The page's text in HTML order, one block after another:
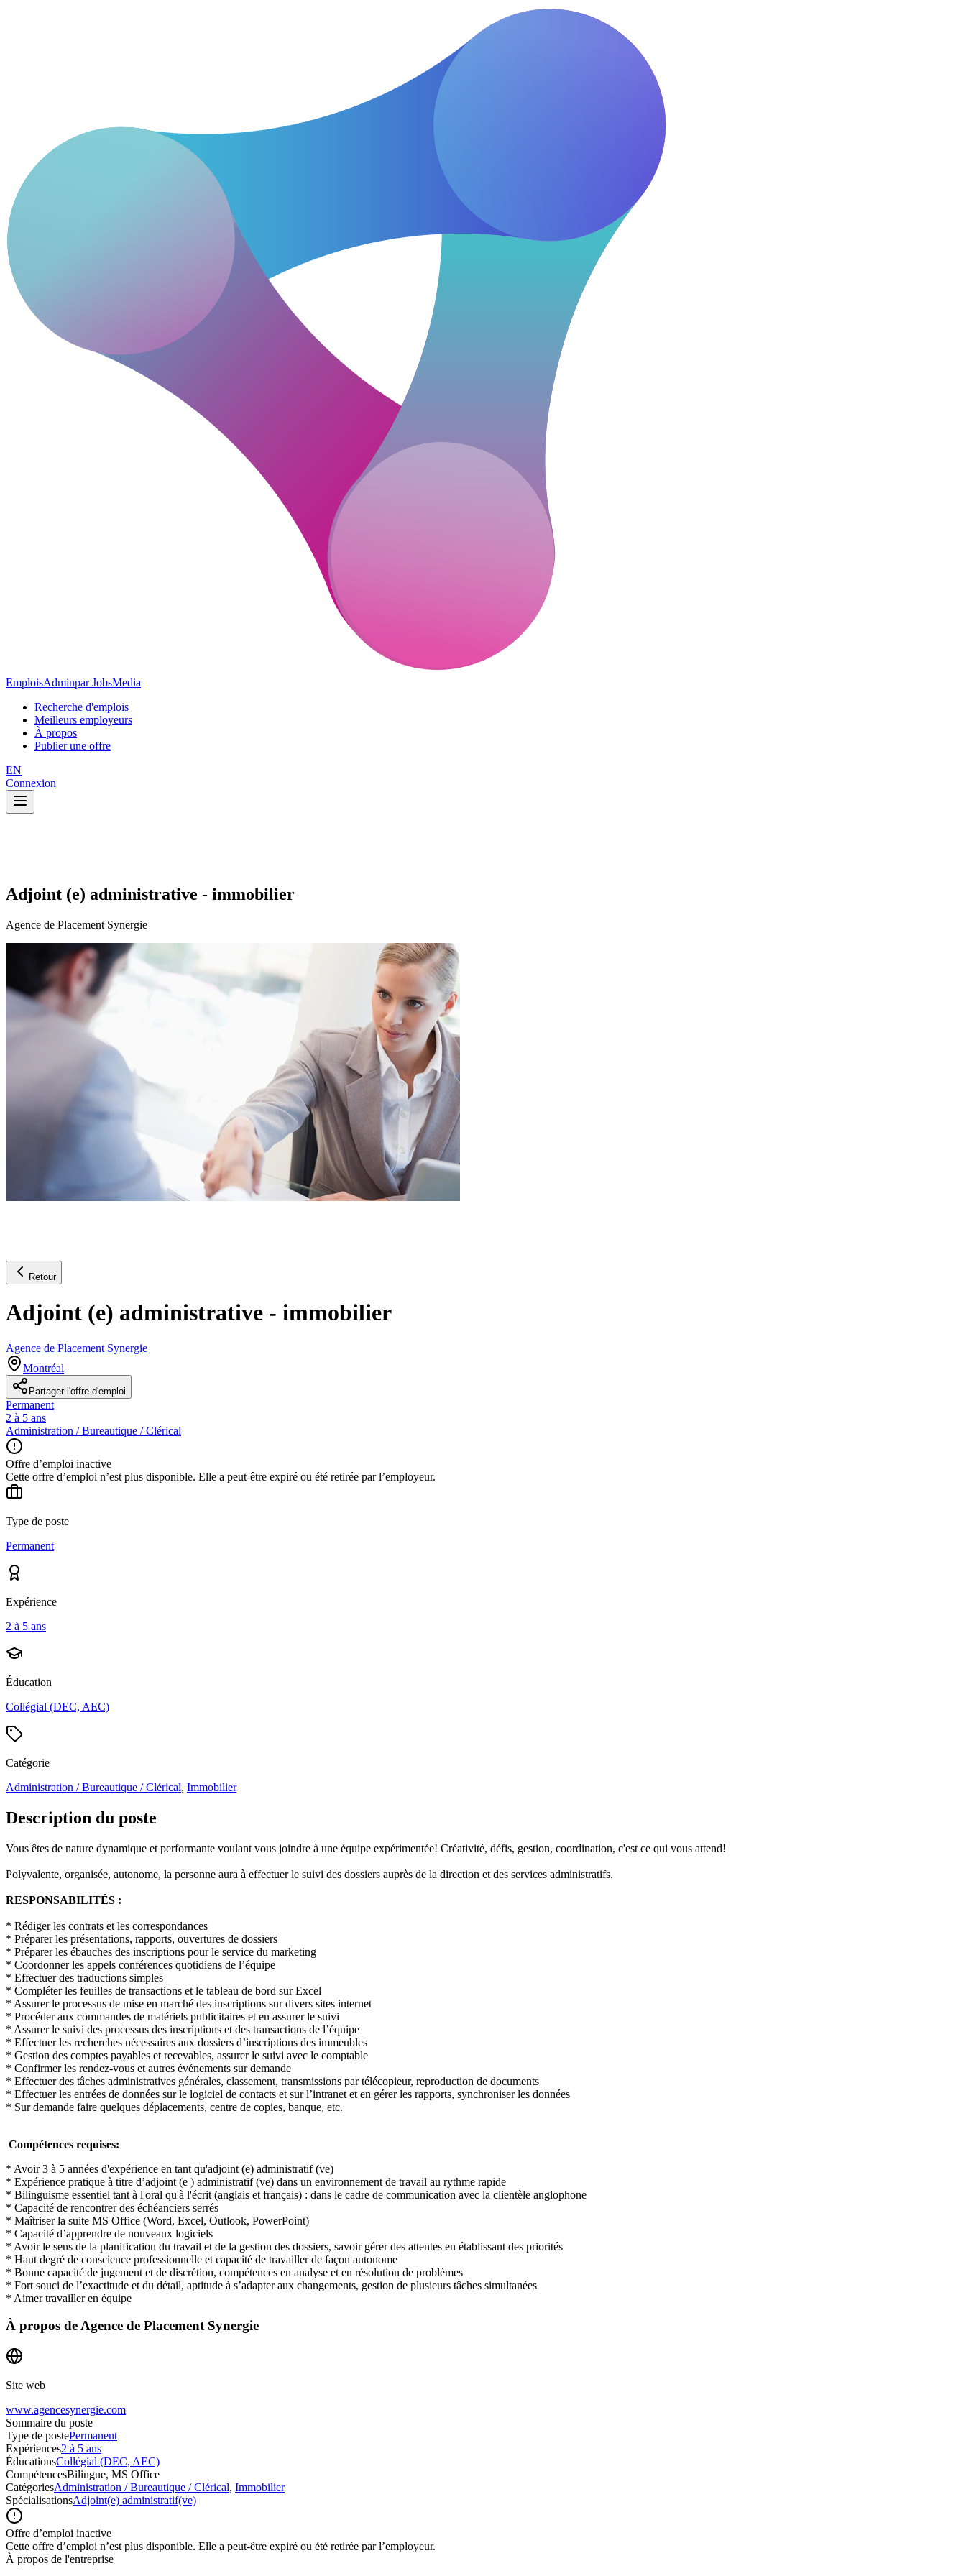
EmploisAdminpar JobsMedia
Recherche d'emplois
Meilleurs employeurs
À propos
Publier une offre
EN
Connexion
Adjoint (e) administrative - immobilier
Agence de Placement Synergie
Retour
Adjoint (e) administrative - immobilier
Agence de Placement Synergie
Montréal
Partager l'offre d'emploi
Permanent
2 à 5 ans
Administration / Bureautique / Clérical
Offre d’emploi inactive
Cette offre d’emploi n’est plus disponible. Elle a peut-être expiré ou été retirée par l’employeur.
Type de poste
Permanent
Expérience
2 à 5 ans
Éducation
Collégial (DEC, AEC)
Catégorie
Administration / Bureautique / Clérical, Immobilier
Description du poste
Vous êtes de nature dynamique et performante voulant vous joindre à une équipe expérimentée! Créativité, défis, gestion, coordination, c'est ce qui vous attend!
Polyvalente, organisée, autonome, la personne aura à effectuer le suivi des dossiers auprès de la direction et des services administratifs.
RESPONSABILITÉS :
* Rédiger les contrats et les correspondances
* Préparer les présentations, rapports, ouvertures de dossiers
* Préparer les ébauches des inscriptions pour le service du marketing
* Coordonner les appels conférences quotidiens de l’équipe
* Effectuer des traductions simples
* Compléter les feuilles de transactions et le tableau de bord sur Excel
* Assurer le processus de mise en marché des inscriptions sur divers sites internet
* Procéder aux commandes de matériels publicitaires et en assurer le suivi
* Assurer le suivi des processus des inscriptions et des transactions de l’équipe
* Effectuer les recherches nécessaires aux dossiers d’inscriptions des immeubles
* Gestion des comptes payables et recevables, assurer le suivi avec le comptable
* Confirmer les rendez-vous et autres événements sur demande
* Effectuer des tâches administratives générales, classement, transmissions par télécopieur, reproduction de documents
* Effectuer les entrées de données sur le logiciel de contacts et sur l’intranet et en gérer les rapports, synchroniser les données
* Sur demande faire quelques déplacements, centre de copies, banque, etc.
Compétences requises:
* Avoir 3 à 5 années d'expérience en tant qu'adjoint (e) administratif (ve)
* Expérience pratique à titre d’adjoint (e ) administratif (ve) dans un environnement de travail au rythme rapide
* Bilinguisme essentiel tant à l'oral qu'à l'écrit (anglais et français) : dans le cadre de communication avec la clientèle anglophone
* Capacité de rencontrer des échéanciers serrés
* Maîtriser la suite MS Office (Word, Excel, Outlook, PowerPoint)
* Capacité d’apprendre de nouveaux logiciels
* Avoir le sens de la planification du travail et de la gestion des dossiers, savoir gérer des attentes en établissant des priorités
* Haut degré de conscience professionnelle et capacité de travailler de façon autonome
* Bonne capacité de jugement et de discrétion, compétences en analyse et en résolution de problèmes
* Fort souci de l’exactitude et du détail, aptitude à s’adapter aux changements, gestion de plusieurs tâches simultanées
* Aimer travailler en équipe
À propos deAgence de Placement Synergie
Site web
www.agencesynergie.com
Sommaire du poste
Type de postePermanent
Expériences2 à 5 ans
ÉducationsCollégial (DEC, AEC)
CompétencesBilingue, MS Office
CatégoriesAdministration / Bureautique / Clérical, Immobilier
SpécialisationsAdjoint(e) administratif(ve)
Offre d’emploi inactive
Cette offre d’emploi n’est plus disponible. Elle a peut-être expiré ou été retirée par l’employeur.
À propos de l'entreprise